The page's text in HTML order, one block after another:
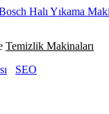
Yıkama Makinası
Temizlik Makinaları
SEO